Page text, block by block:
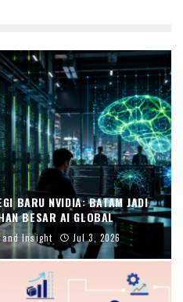
BARU NVIDIA: BATAM JADI
BESAR AI GLOBAL
and Insight Jul 3, 2026